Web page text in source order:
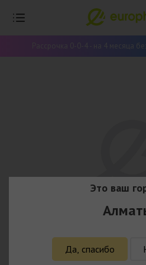
Рассрочка 0-0-4 - на 4 месяца
Это ваш
Да, спасибо